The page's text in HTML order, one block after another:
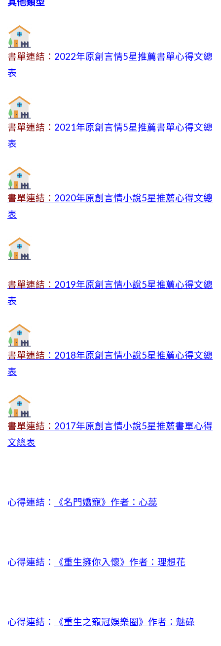
書單連結： 2022年原創言情5星推薦書單心得文總
表
書單連結： 2021年原創言情5星推薦書單心得文總
表
書單連結： 2020年原創言情小說5星推薦心得文總
表
書單連結： 2019年原創言情小說5星推薦心得文總
表
書單連結 ：2018年原創言情小說5星推薦心得文總
表
書單連結： 2017年原創言情小說5星推薦書單心得
文總表
心得連結： 《名門嬌寵》作者：心蕊
心得連結： 《重生擁你入懷》作者：理想花
心得連結： 《重生之寵冠娛樂圈》作者：魅碌